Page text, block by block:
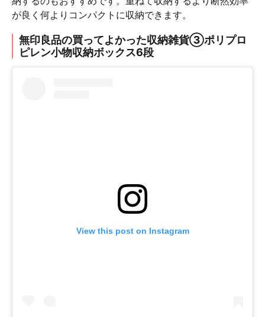
が良く何よりコンパクトに収納できます。
無印良品の買ってよかった収納雑貨③ポリプロ
ピレン小物収納ボックス6段
View this post on Instagram